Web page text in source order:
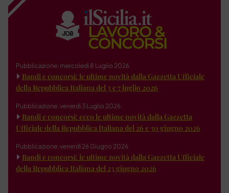
Pubblicazione: mercoledì 8 Luglio 2026
Bandi e concorsi: le ultime novità dalla Gazzetta Ufficiale
della Repubblica Italiana del 3 e 7 luglio 2026
Pubblicazione: venerdì 3 Luglio 2026
Bandi e concorsi: ecco le ultime novità dalla Gazzetta
Ufficiale della Repubblica Italiana del 26 e 30 giugno 2026
Pubblicazione: venerdì 26 Giugno 2026
Bandi e concorsi: le ultime novità dalla Gazzetta Ufficiale
della Repubblica Italiana del 23 giugno 2026